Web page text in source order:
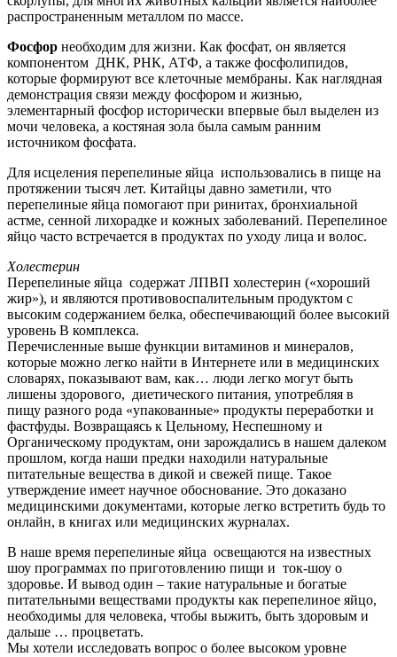
распространенным металлом по массе.
Фосфор необходим для жизни. Как фосфат, он является
компонентом ДНК, РНК, АТФ, а также фосфолипидов,
которые формируют все клеточные мембраны. Как наглядная
демонстрация связи между фосфором и жизнью,
элементарный фосфор исторически впервые был выделен из
мочи человека, а костяная зола была самым ранним
источником фосфата.
Для исцеления перепелиные яйца использовались в пище на
протяжении тысяч лет. Китайцы давно заметили, что
перепелиные яйца помогают при ринитах, бронхиальной
астме, сенной лихорадке и кожных заболеваний. Перепелиное
яйцо часто встречается в продуктах по уходу лица и волос.
Холестерин
Перепелиные яйца содержат ЛПВП холестерин («хороший
жир»), и являются противовоспалительным продуктом с
высоким содержанием белка, обеспечивающий более высокий
уровень B комплекса.
Перечисленные выше функции витаминов и минералов,
которые можно легко найти в Интернете или в медицинских
словарях, показывают вам, как… люди легко могут быть
лишены здорового, диетического питания, употребляя в
пищу разного рода «упакованные» продукты переработки и
фастфуды. Возвращаясь к Цельному, Неспешному и
Органическому продуктам, они зарождались в нашем далеком
прошлом, когда наши предки находили натуральные
питательные вещества в дикой и свежей пище. Такое
утверждение имеет научное обоснование. Это доказано
медицинскими документами, которые легко встретить будь то
онлайн, в книгах или медицинских журналах.
В наше время перепелиные яйца освещаются на известных
шоу программах по приготовлению пищи и ток-шоу о
здоровье. И вывод один – такие натуральные и богатые
питательными веществами продукты как перепелиное яйцо,
необходимы для человека, чтобы выжить, быть здоровым и
дальше … процветать.
Мы хотели исследовать вопрос о более высоком уровне